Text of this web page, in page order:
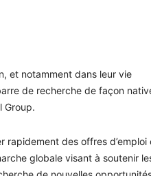
et notamment dans leur vie
de recherche de façon
Group.
des offres d’emploi
globale visant à soutenir